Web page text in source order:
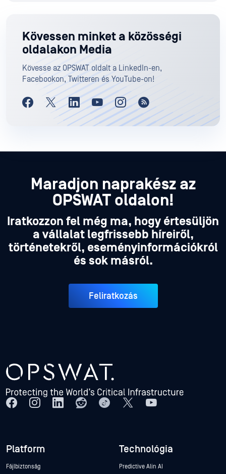
Kövessen minket a közösségi
oldalakon Media
Kövesse az OPSWAT oldalt a LinkedIn-en,
Facebookon, Twitteren és YouTube-on!
Maradjon naprakész az
OPSWAT oldalon!
Iratkozzon fel még ma, hogy értesüljön
a vállalat legfrissebb híreiről,
történetekről, eseményinformációkról
és sok másról.
Feliratkozás
Platform
Fájlbiztonság
Technológia
Predictive Alin AI